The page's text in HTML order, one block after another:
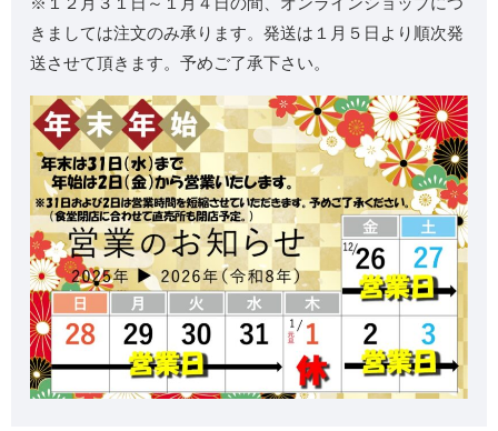
きましては注文のみ承ります。発送は１月５日より順次発
送させて頂きます。予めご了承下さい。